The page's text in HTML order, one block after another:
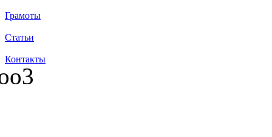
Грамоты
Статьи
Контакты